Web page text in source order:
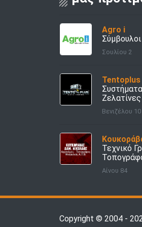
Agro i
Σουλίου 2
Tentoplus
Ζελατίνες
Βενιζέλου 10
Τεχνικό
Αίνου 84
Copyright © 2004 -